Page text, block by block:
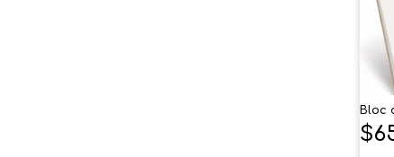
Bloc
$